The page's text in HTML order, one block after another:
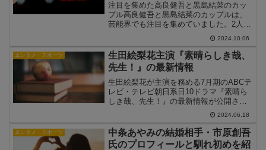
注目を集めた高良健吾と黒島結菜のカッ
プル高良健吾と黒島結菜のカップルは、
芸能界でも注目を集めていました。2人の
出会いは2015年のNHK大河ドラマ『花燃
ゆ』での共演でした。当時、高良健吾は
27歳、黒島結菜は18歳で、10歳の年齢差
がありまし...
2024.10.06
エンタメ・スポーツ
生田絵梨花主演『素晴らしき哉、
先生！』の最新情報
生田絵梨花が主演を務める7月期のABCテ
レビ・テレビ朝日系日10ドラマ『素晴ら
しき哉、先生！』の最新情報が公開され
ました。本作は、生田絵梨花が地上波連
続ドラマで初めて主演を務める作品であ
り、彼女の新たな挑戦として注目されて
います。ドラマの概...
2024.06.18
エンタメ・スポーツ
中条あやみの結婚相手・市原創吾
氏のプロフィールと馴れ初めを紹